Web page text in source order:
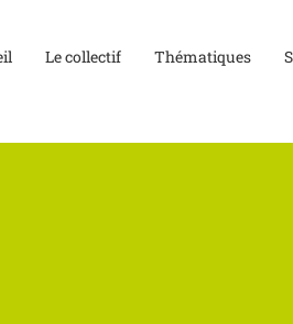
Le collectif Thématiques